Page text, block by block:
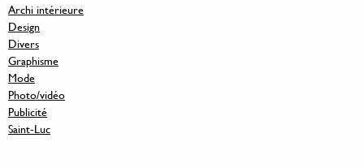
Archi intérieure
Design
Divers
Graphisme
Mode
Photo/vidéo
Publicité
Saint-Luc